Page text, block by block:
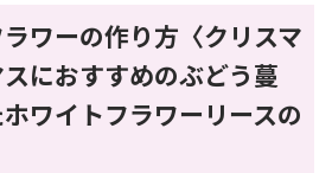
ワーの作り方〈クリスマ
におすすめのぶどう蔓
ワイトフラワーリースの